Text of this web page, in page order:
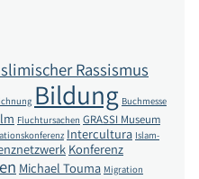
Rassismus
Bildung Buchmesse
Fluchtursachen GRASSI Museum
Intercultura Islam-
Konferenz
Michael Touma Migration